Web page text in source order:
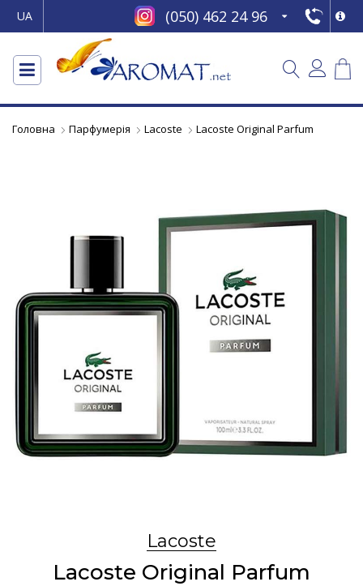
UA (050) 462 24 96
Головна Парфумерія Lacoste Lacoste Original Parfum
Lacoste
Lacoste Original Parfum